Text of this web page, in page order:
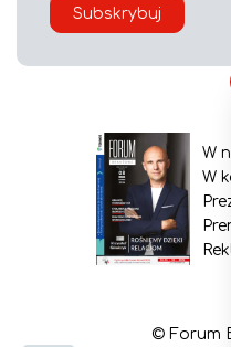
Subskrybuj
W
W
© Forum